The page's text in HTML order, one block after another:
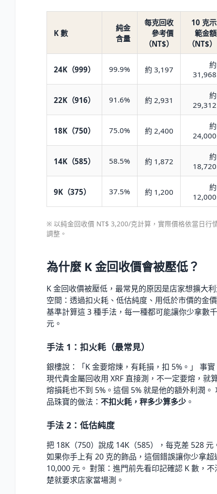
K 數
純金
含量
每克回收
參考價
（NT$）
10 克示
範金額
（NT$）
24K（999） 99.9% 約 3,197
約
31,968
22K（916） 91.6% 約 2,931
約
29,312
18K（750） 75.0% 約 2,400
約
24,000
14K（585） 58.5% 約 1,872
約
18,720
9K（375） 37.5% 約 1,200
約
12,000
※ 以純金回收價 NT$ 3,200/克計算，實際價格依當日行
調整。
為什麼 K 金回收價會被壓低？
K 金回收價被壓低，最常見的原因是店家想擴大
空間：透過扣火耗、低估純度、用低於市價的金價
基準計算這 3 種手法，每一種都可能讓你少拿數千
元。
手法 1：扣火耗（最常見）
銀樓說：「K 金要熔煉，有耗損，扣 5%。」 事實
現代貴金屬回收用 XRF 直接測，不一定要熔，就
熔損耗也不到 5%。這個 5% 就是他的額外利潤。
品珠寶的做法： 不扣火耗，秤多少算多少 。
手法 2：低估純度
把 18K（750）說成 14K（585），每克差 528 元
如果你手上有 20 克的飾品，這個錯誤讓你少拿超
10,000 元。 對策：進門前先看印記確認 K 數，不
楚就要求店家當場測。